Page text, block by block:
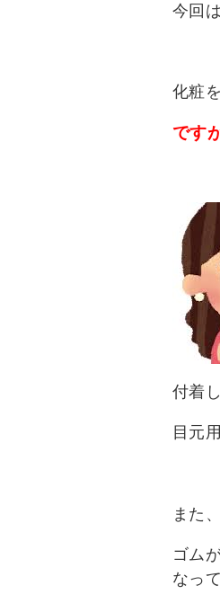
今回
化粧
です
付着
目元
また
ゴム
なっ